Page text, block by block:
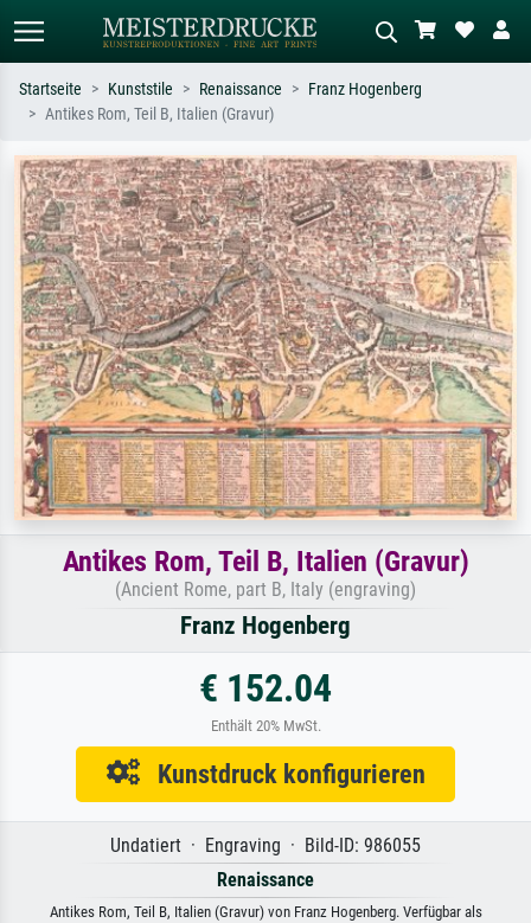
Suchen Sie nach Künstlern, Werktiteln
oder Stilen – z.B. Monet,
Sternennacht, Impressionismus, Welle
Hokusai, Akt.
Beschreiben Sie die Szene – z.B. Grüne
Wiese, Abstrakt mit viel Rot, Dunkles
Ölgemälde, Stehender Akt neben einem
Baum.
Startseite Kunststile Renaissance
Franz Hogenberg
Antikes Rom, Teil B, Italien (Gravur)
Antikes Rom, Teil B, Italien (Gravur)
(Ancient Rome, part B, Italy (engraving)
Franz Hogenberg
€ 152.04
Enthält 20% MwSt.
Kunstdruck konfigurieren
Undatiert · Engraving · Bild-ID: 986055
Renaissance
Antikes Rom, Teil B, Italien (Gravur) von Franz Hogenberg. Verfügbar als